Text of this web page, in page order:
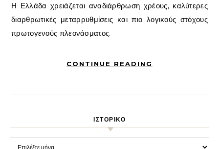
Η Ελλάδα χρειάζεται αναδιάρθρωση χρέους, καλύτερες
διαρθρωτικές μεταρρυθμίσεις και πιο λογικούς στόχους
πρωτογενούς πλεονάσματος.
CONTINUE READING
ΙΣΤΟΡΙΚΌ
Ιστορικό